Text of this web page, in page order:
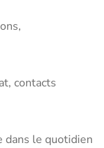
contacts
dans le quotidien